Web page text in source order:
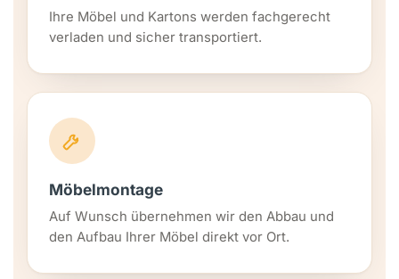
Ihre Möbel und Kartons werden fachgerecht
verladen und sicher transportiert.
Möbelmontage
Auf Wunsch übernehmen wir den Abbau und
den Aufbau Ihrer Möbel direkt vor Ort.